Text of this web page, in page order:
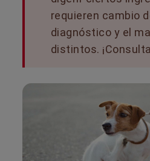
requieren cambio
diagnóstico y el
distintos.